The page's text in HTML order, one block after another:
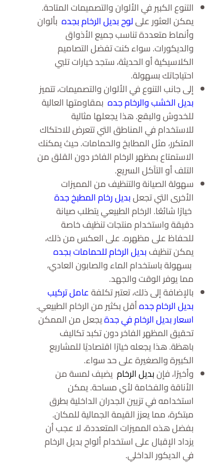
التنوع الكبير في الألوان والتصميمات المتاحة.
يمكن العثور علىلوح بديل الرخام بجده بألوان
وأنماط متعددة تناسب جميع الأذواق
والديكورات. سواء كنت تفضل التصاميم
الكلاسيكية أو الحديثة، ستجد خيارات تلبي
احتياجاتك بسهولة.
إلى جانب التنوع في الألوان والتصميمات، تتميز
بديل الخشب والرخام جده بمقاومتها العالية
للخدوش والبقع. هذا يجعلها مثالية
للاستخدام في المناطق التي تتعرض للاحتكاك
المتكرر، مثل المطابخ والحمامات. حيث يمكنك
الاستمتاع بمظهر الرخام الفاخر دون القلق من
التلف أو التآكل السريع.
سهولة الصيانة والتنظيف من المميزات
الأخرى التي تجعلبديل رخام المطبخ جدة
خيارًا شائعًا. الرخام الطبيعي يتطلب صيانة
دقيقة واستخدام منتجات تنظيف خاصة
للحفاظ على مظهره. على العكس من ذلك،
يمكن تنظيفبديل الرخام للحمامات بجده
بسهولة باستخدام الماء والصابون العادي،
مما يوفر الوقت والجهد.
بالإضافة إلى ذلك، تعتبر تكلفةعامل تركيب
بديل الرخام جدهأقل بكثير من الرخام الطبيعي.
اسعار بديل الرخام في جدةيجعل من الممكن
تحقيق المظهر الفاخر دون تكبد تكاليف
باهظة. هذا يجعله خيارًا اقتصاديًا للمشاريع
الكبيرة والصغيرة على حد سواء.
وأخيرًا، فإنبديل الرخام يضيف لمسة من
الأناقة والفخامة لأي مساحة. يمكن
استخدامه في تزيين الجدران الداخلية بطرق
مبتكرة، مما يعزز القيمة الجمالية للمكان.
بفضل هذه المميزات المتعددة، لا عجب أن
يزداد الإقبال على استخدام ألواح بديل الرخام
في الديكور الداخلي.